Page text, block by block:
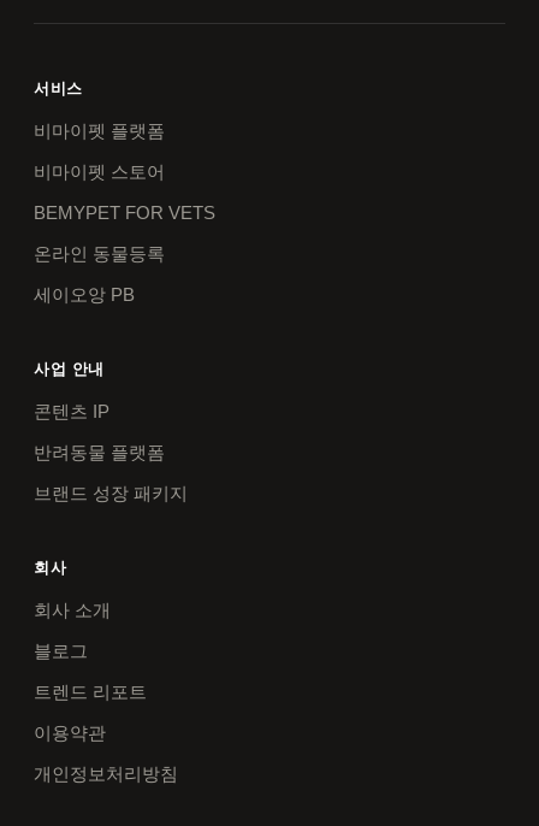
서비스
비마이펫 플랫폼
비마이펫 스토어
BEMYPET FOR VETS
온라인 동물등록
세이오앙 PB
사업 안내
콘텐츠 IP
반려동물 플랫폼
브랜드 성장 패키지
회사
회사 소개
블로그
트렌드 리포트
이용약관
개인정보처리방침